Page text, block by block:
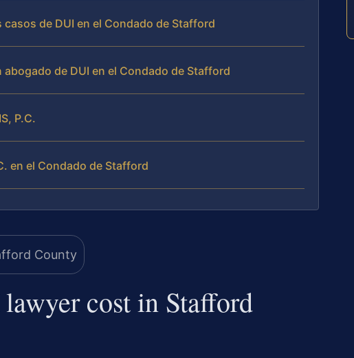
casos de DUI en el Condado de Stafford
de DUI en el Condado de Stafford
P.C.
en el Condado de Stafford
cost in Stafford